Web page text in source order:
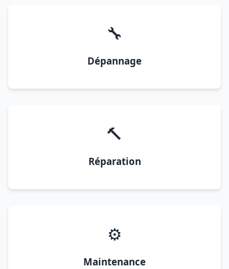
🔧
Dépannage
🔨
Réparation
⚙️
Maintenance